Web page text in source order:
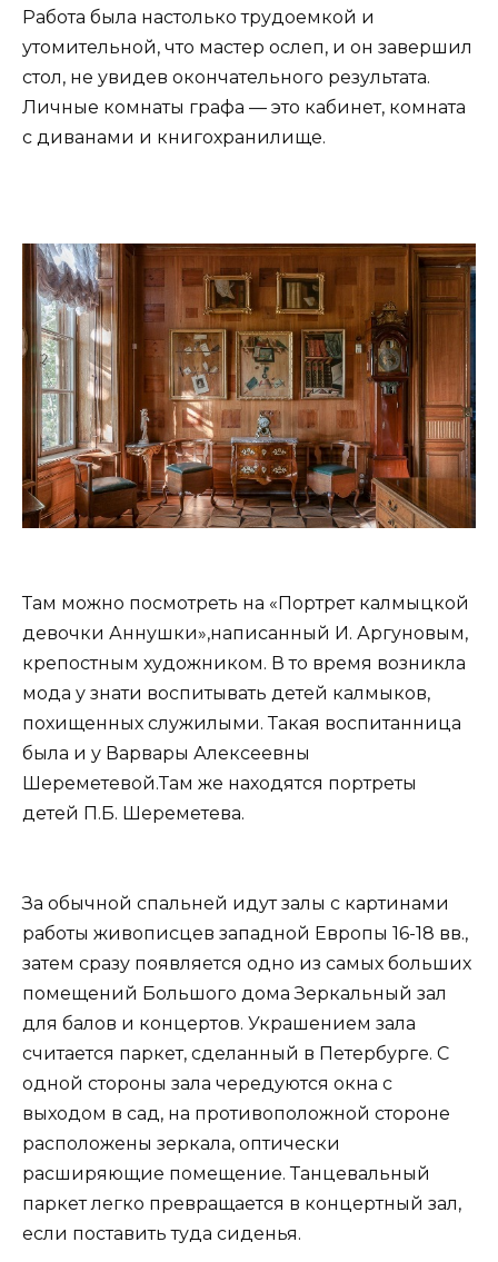
Работа была настолько трудоемкой и
утомительной, что мастер ослеп, и он завершил
стол, не увидев окончательного результата.
Личные комнаты графа — это кабинет, комната
с диванами и книгохранилище.
Там можно посмотреть на «Портрет калмыцкой
девочки Аннушки»,написанный И. Аргуновым,
крепостным художником. В то время возникла
мода у знати воспитывать детей калмыков,
похищенных служилыми. Такая воспитанница
была и у Варвары Алексеевны
Шереметевой.Там же находятся портреты
детей П.Б. Шереметева.
За обычной спальней идут залы с картинами
работы живописцев западной Европы 16-18 вв.,
затем сразу появляется одно из самых больших
помещений Большого дома Зеркальный зал
для балов и концертов. Украшением зала
считается паркет, сделанный в Петербурге. С
одной стороны зала чередуются окна с
выходом в сад, на противоположной стороне
расположены зеркала, оптически
расширяющие помещение. Танцевальный
паркет легко превращается в концертный зал,
если поставить туда сиденья.